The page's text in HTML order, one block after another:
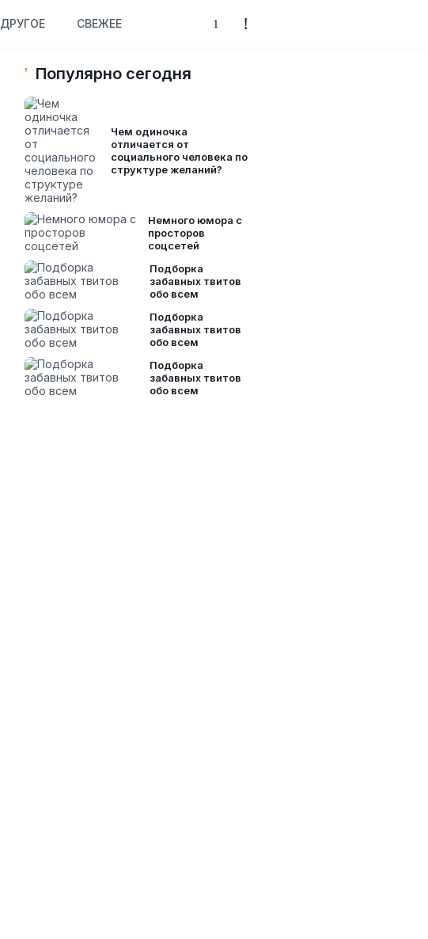
ДРУГОЕ СВЕЖЕЕ
Популярно сегодня
Чем одиночка
отличается от
социального человека по
структуре желаний?
Немного юмора с
просторов
соцсетей
Подборка
забавных твитов
обо всем
Подборка
забавных твитов
обо всем
Подборка
забавных твитов
обо всем